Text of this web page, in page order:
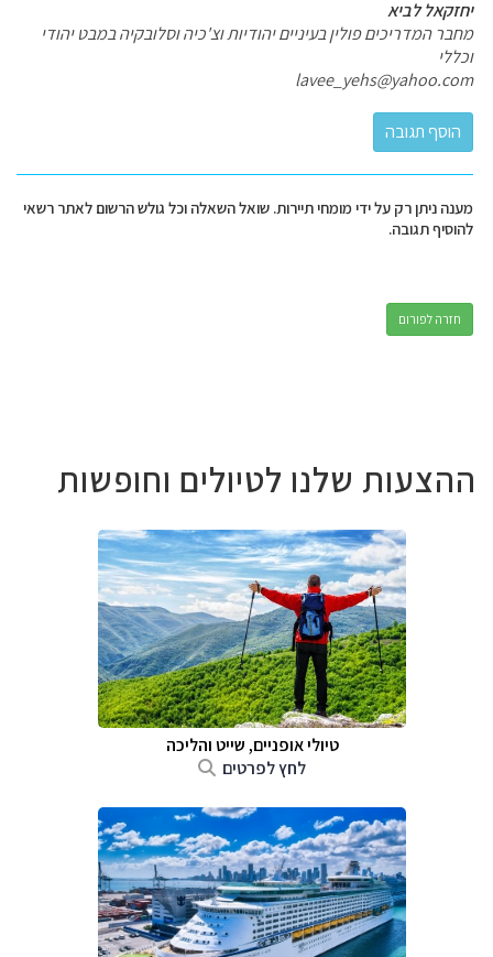
יחזקאל לביא
מחבר המדריכים פולין בעיניים יהודיות וצ'כיה וסלובקיה במבט יהודי
וכללי
lavee_yehs@yahoo.com
מענה ניתן רק על ידי מומחי תיירות. שואל השאלה וכל גולש הרשום לאתר רשאי
להוסיף תגובה.
חזרה לפורום
ההצעות שלנו לטיולים וחופשות
טיולי אופניים, שייט והליכה
לחץ לפרטים